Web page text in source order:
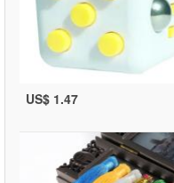
US$ 1.47